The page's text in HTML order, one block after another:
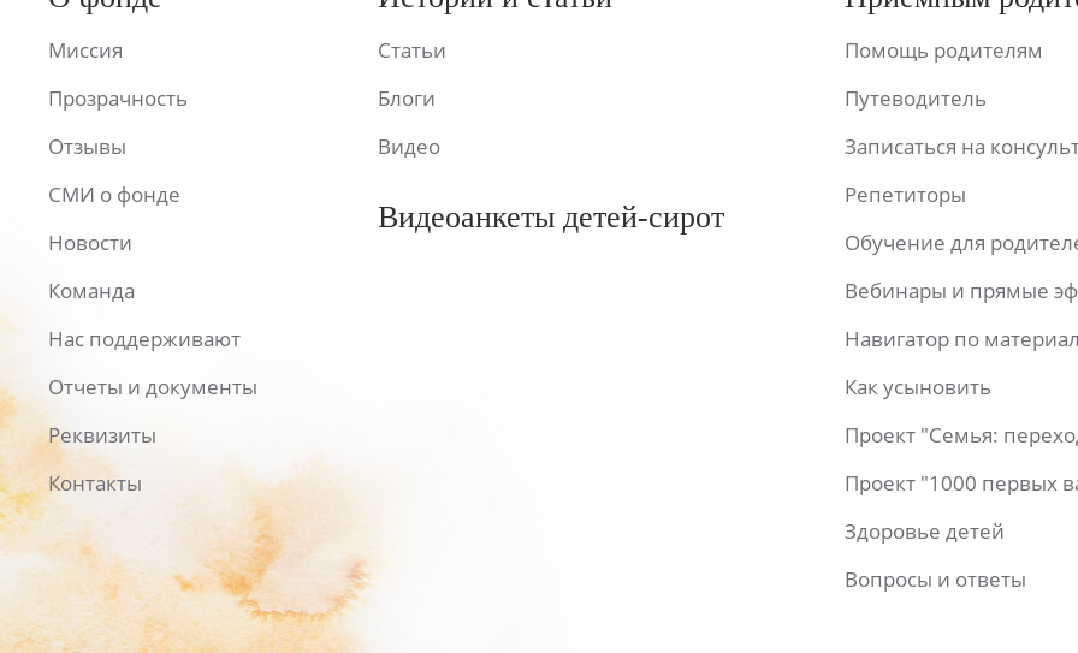
Миссия
Прозрачность
Отзывы
СМИ о фонде
Новости
Команда
Нас поддерживают
Отчеты и документы
Реквизиты
Контакты
Статьи
Блоги
Видео
Видеоанкеты детей-сирот
Помощь родителям
Путеводитель
Записаться на
Репетиторы
Обучение для
Вебинары и прямые
Навигатор по
Как усыновить
Проект "Семья:
Проект "1000 первых
Здоровье детей
Вопросы и ответы